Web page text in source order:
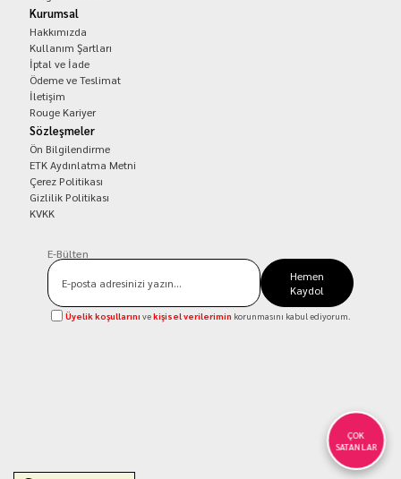
Kurumsal
Hakkımızda
Kullanım Şartları
İptal ve İade
Ödeme ve Teslimat
İletişim
Rouge Kariyer
Sözleşmeler
Ön Bilgilendirme
ETK Aydınlatma Metni
Çerez Politikası
Gizlilik Politikası
KVKK
E-Bülten
Hemen
Kaydol
Üyelik koşullarını vekişisel verilerimin korunmasını kabul ediyorum.
ÇOK
SATANLAR